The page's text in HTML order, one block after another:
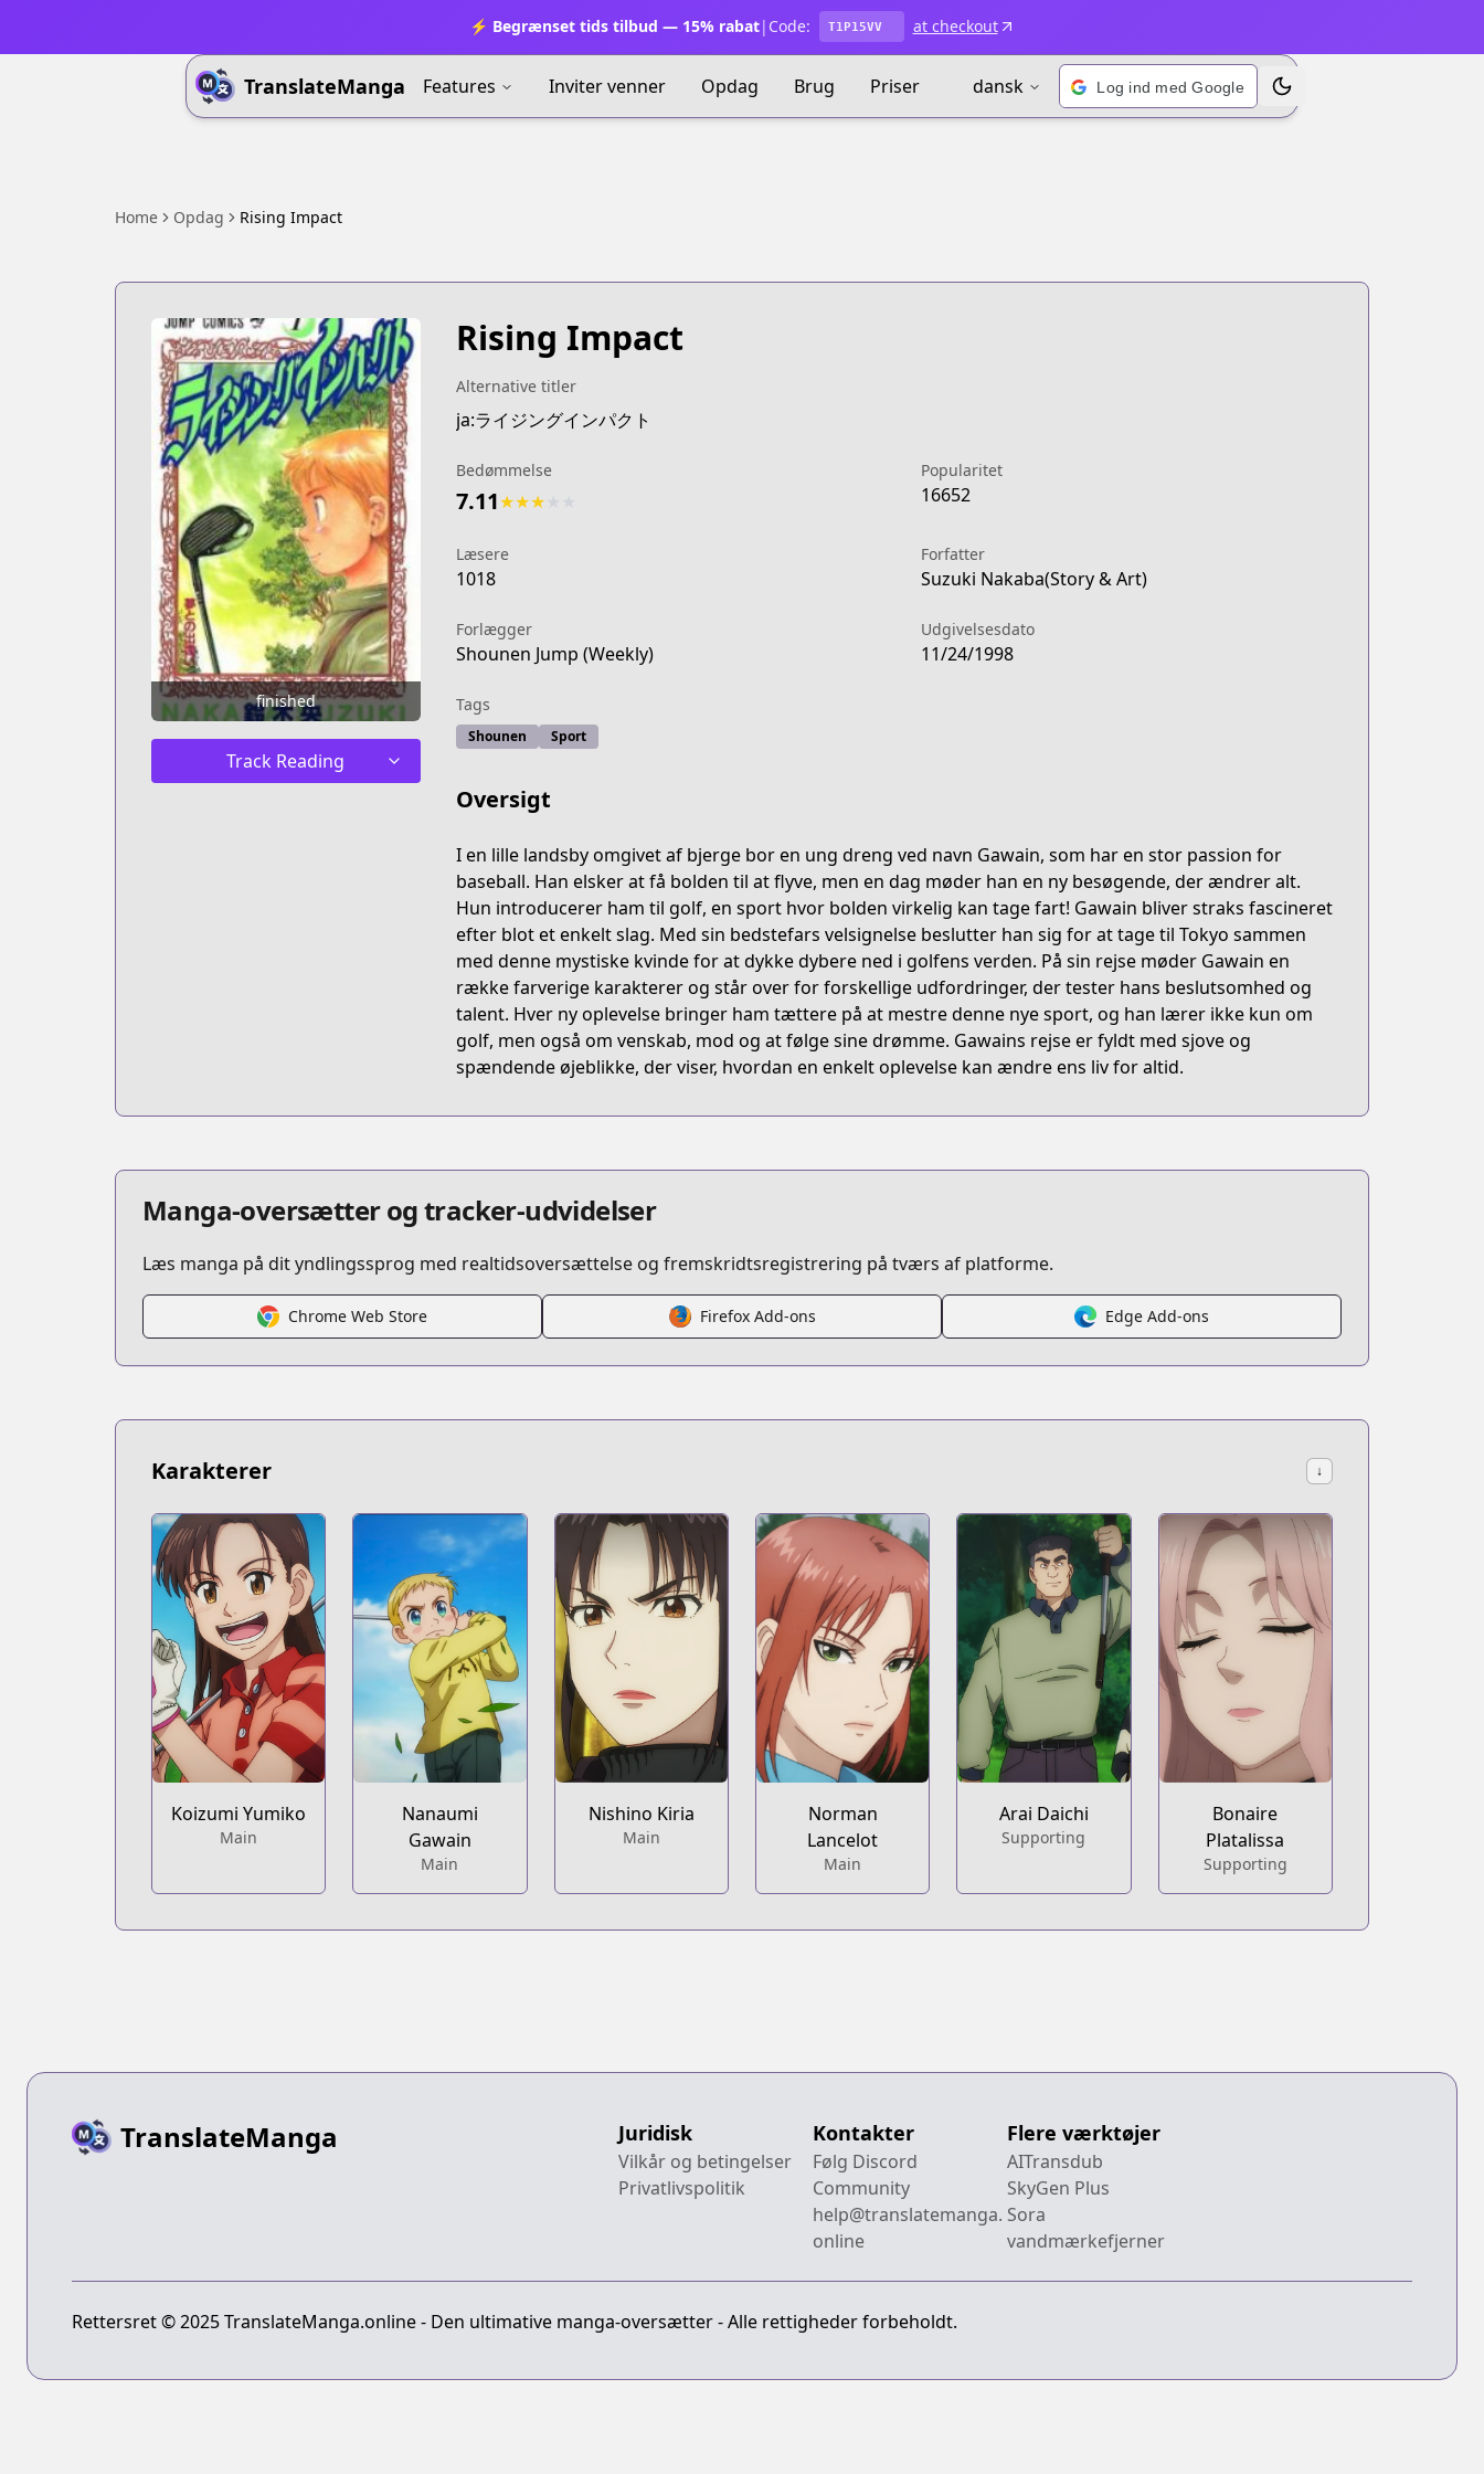
⚡ Begrænset tids tilbud — 15% rabat| Code: T1P15VV at checkout
TranslateManga Features Inviter venner Opdag Brug Priser dansk Log ind med Google Skift emne
Home Opdag Rising Impact
finished
Track Reading
Rising Impact
Alternative titler
ja:ライジングインパクト
Bedømmelse
7.11★★★
Popularitet
16652
Læsere
1018
Forfatter
Suzuki Nakaba(Story & Art)
Forlægger
Shounen Jump (Weekly)
Udgivelsesdato
11/24/1998
Tags
Shounen Sport
Oversigt
I en lille landsby omgivet af bjerge bor en ung dreng ved navn Gawain, som har en stor passion for
baseball. Han elsker at få bolden til at flyve, men en dag møder han en ny besøgende, der ændrer alt.
Hun introducerer ham til golf, en sport hvor bolden virkelig kan tage fart! Gawain bliver straks fascineret
efter blot et enkelt slag. Med sin bedstefars velsignelse beslutter han sig for at tage til Tokyo sammen
med denne mystiske kvinde for at dykke dybere ned i golfens verden. På sin rejse møder Gawain en
række farverige karakterer og står over for forskellige udfordringer, der tester hans beslutsomhed og
talent. Hver ny oplevelse bringer ham tættere på at mestre denne nye sport, og han lærer ikke kun om
golf, men også om venskab, mod og at følge sine drømme. Gawains rejse er fyldt med sjove og
spændende øjeblikke, der viser, hvordan en enkelt oplevelse kan ændre ens liv for altid.
Manga-oversætter og tracker-udvidelser
Læs manga på dit yndlingssprog med realtidsoversættelse og fremskridtsregistrering på tværs af platforme.
Chrome Web Store Firefox Add-ons Edge Add-ons
Karakterer ↓
Koizumi Yumiko
Main
Nanaumi
Gawain
Main
Nishino Kiria
Main
Norman
Lancelot
Main
Arai Daichi
Supporting
Bonaire
Platalissa
Supporting
TranslateManga Juridisk
Vilkår og betingelser
Privatlivspolitik
Kontakter
Følg Discord
Community
help@translatemanga.
online
Flere værktøjer
AITransdub
SkyGen Plus
Sora
vandmærkefjerner
Rettersret © 2025 TranslateManga.online - Den ultimative manga-oversætter - Alle rettigheder forbeholdt.